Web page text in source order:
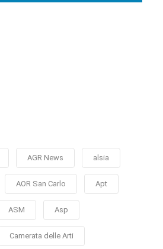
AGR News alsia
AOR San Carlo Apt
ASM Asp
Camerata delle Arti